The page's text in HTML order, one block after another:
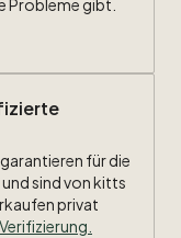
Probleme gibt.
für die
sind von kitts
privat
Verifizierung.